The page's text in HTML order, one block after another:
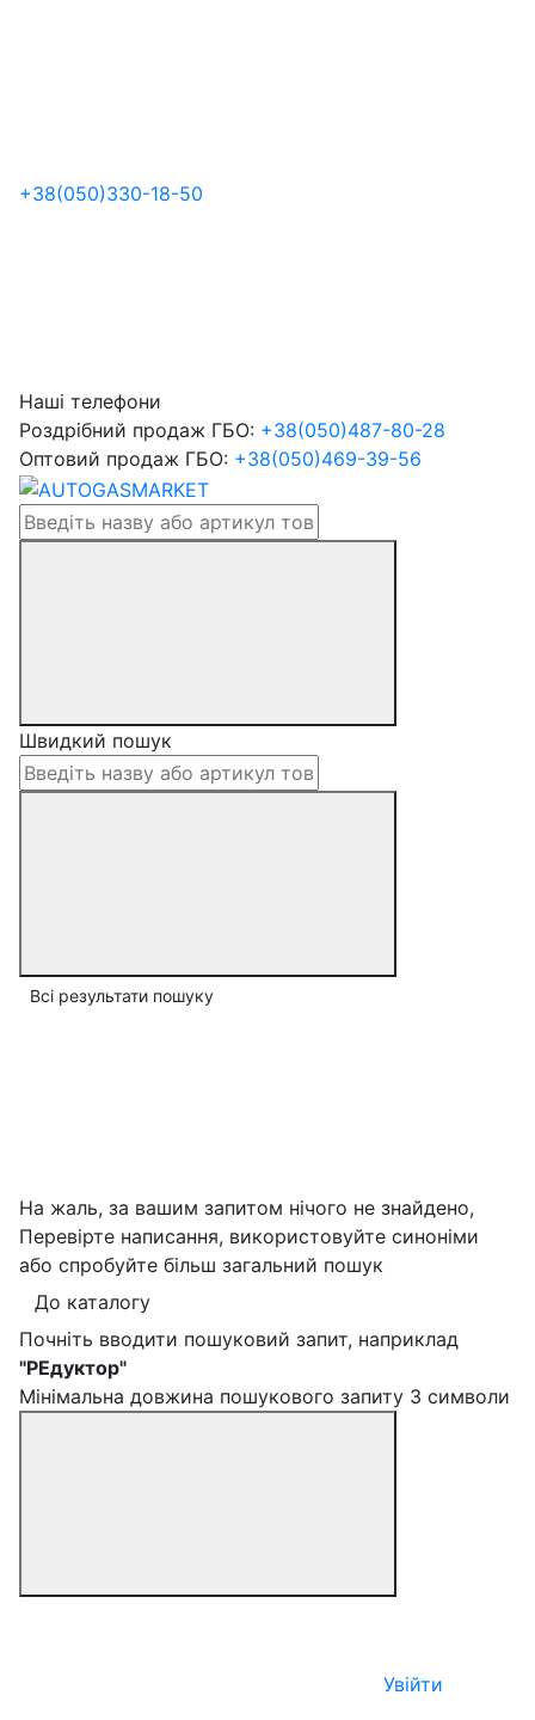
+38(050)330-18-50
Наші телефони
Роздрібний продаж ГБО: +38(050)487-80-28
Оптовий продаж ГБО: +38(050)469-39-56
Швидкий пошук
Всі результати пошуку
На жаль, за вашим запитом нічого не знайдено,
Перевірте написання, використовуйте синоніми
або спробуйте більш загальний пошук
До каталогу
Почніть вводити пошуковий запит, наприклад
"РЕдуктор"
Мінімальна довжина пошукового запиту 3 символи
Увійти